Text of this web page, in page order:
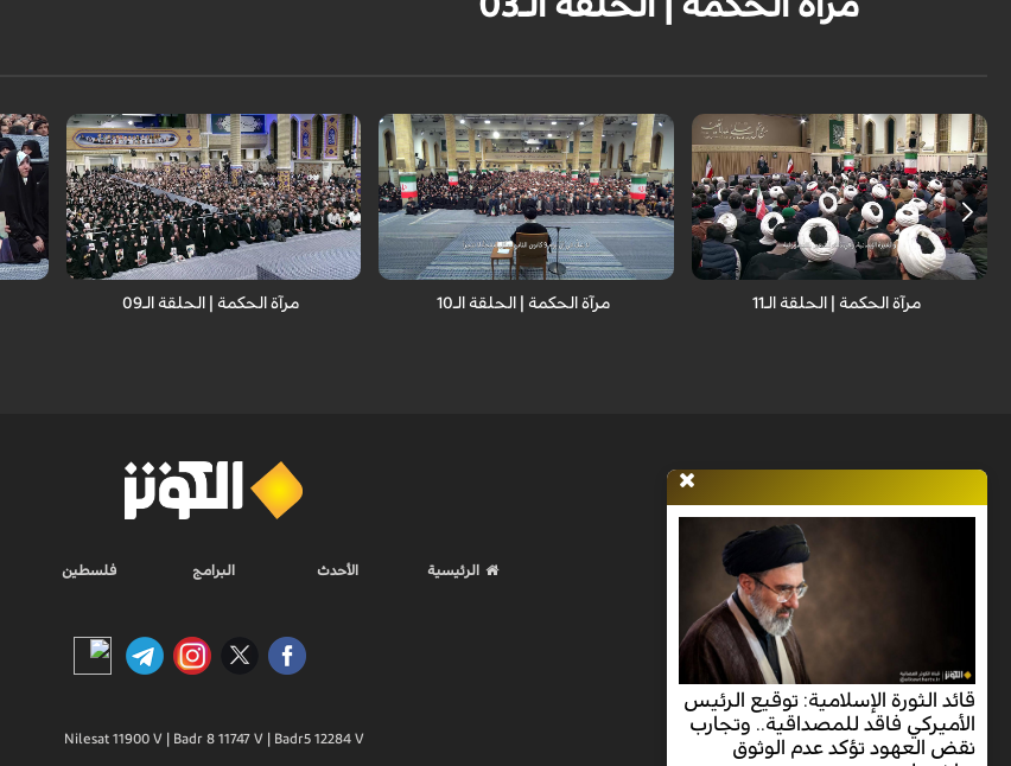
مرآة الحکمة | الحلقة الـ11 مرآة الحكمة | الحلقة الـ10 مرآة الحكمة | الحلقة الـ09
قائد الثورة الإسلامية: توقيع الرئيس
الأميركي فاقد للمصداقية.. وتجارب
نقض العهود تؤكد عدم الوثوق
الرئيسية الأحدث البرامج فلسطين
Nilesat 11900 V | Badr 8 11747 V | Badr5 12284 V